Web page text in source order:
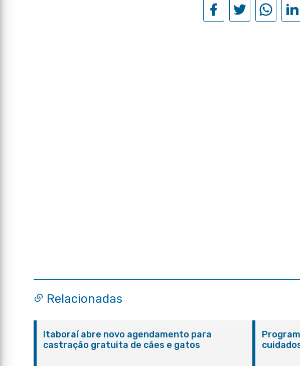
Relacionadas
Itaboraí abre novo agendamento para
castração gratuita de cães e gatos